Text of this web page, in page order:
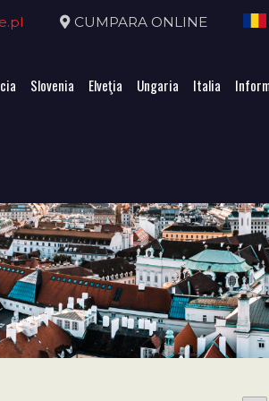
CUMPARA ONLINE
Slovenia Elveţia Ungaria Italia